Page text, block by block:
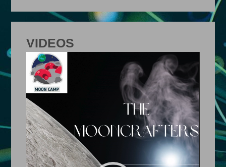
VIDEOS
Πρόγραμμα
Αναπαραγωγής
Βίντεο